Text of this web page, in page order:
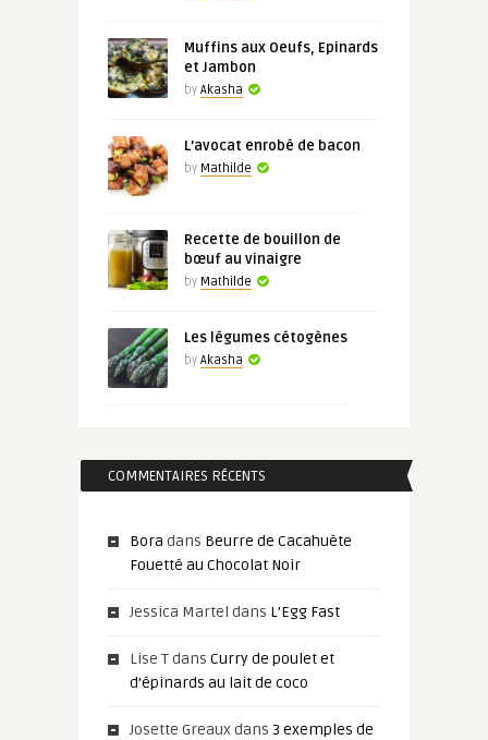
Muffins aux Oeufs, Epinards
et Jambon
by Akasha
L’avocat enrobé de bacon
by Mathilde
Recette de bouillon de
bœuf au vinaigre
by Mathilde
Les légumes cétogènes
by Akasha
COMMENTAIRES RÉCENTS
Bora dans Beurre de Cacahuète
Fouetté au Chocolat Noir
Jessica Martel dans L’Egg Fast
Lise Tdans Curry de poulet et
d’épinards au lait de coco
Josette Greauxdans 3 exemples de